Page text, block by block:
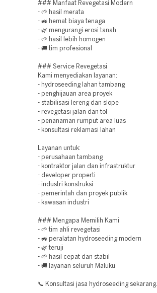
### Manfaat Revegetasi Modern
- 🌱 hasil merata
- 🚜 hemat biaya tenaga
- 🌿 mengurangi erosi tanah
- 🌱 hasil lebih homogen
- 🚚 tim profesional
### Service Revegetasi
Kami menyediakan layanan:
- hydroseeding lahan tambang
- penghijauan area proyek
- stabilisasi lereng dan slope
- revegetasi jalan dan tol
- penanaman rumput area luas
- konsultasi reklamasi lahan
Layanan untuk:
- perusahaan tambang
- kontraktor jalan dan infrastruktur
- developer properti
- industri konstruksi
- pemerintah dan proyek publik
- kawasan industri
### Mengapa Memilih Kami
- 🌱 tim ahli revegetasi
- 🚜 peralatan hydroseeding modern
- 🌿 teruji
- 🌱 hasil cepat dan stabil
- 🚚 layanan seluruh Maluku
📞 Konsultasi jasa hydroseeding sekarang.